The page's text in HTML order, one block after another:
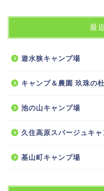
最
遊水狭キャンプ場
キャンプ＆農園 玖珠の杜
池の山キャンプ場
久住高原スパージュキャ
基山町キャンプ場